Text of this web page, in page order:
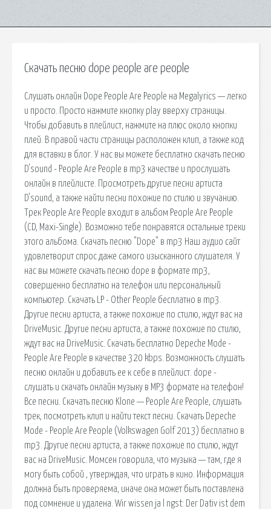
Скачать песню dope people are people
Слушать онлайн Dope People Are People на Megalyrics — легко
и просто. Просто нажмите кнопку play вверху страницы.
Чтобы добавить в плейлист, нажмите на плюс около кнопки
плей. В правой части страницы расположен клип, а также код
для вставки в блог. У нас вы можете бесплатно скачать песню
D'sound - People Are People в mp3 качестве и прослушать
онлайн в плейлисте. Просмотреть другие песни артиста
D'sound, а также найти песни похожие по стилю и звучанию.
Трек People Are People входит в альбом People Are People
(CD, Maxi-Single). Возможно тебе понравятся остальные треки
этого альбома. Скачать песню "Dope" в mp3 Наш аудио сайт
удовлетворит спрос даже самого изысканного слушателя. У
нас вы можете скачать песню dope в формате mp3,
совершенно бесплатно на телефон или персональный
компьютер. Скачать LP - Other People бесплатно в mp3.
Другие песни артиста, а также похожие по стилю, ждут вас на
DriveMusic. Другие песни артиста, а также похожие по стилю,
ждут вас на DriveMusic. Скачать бесплатно Depeche Mode -
People Are People в качестве 320 kbps. Возможность слушать
песню онлайн и добавить ее к себе в плейлист. dope -
слушать и скачать онлайн музыку в MP3 формате на телефон!
Все песни. Скачать песню Klone — People Are People, слушать
трек, посмотреть клип и найти текст песни. Скачать Depeche
Mode - People Are People (Volkswagen Golf 2013) бесплатно в
mp3. Другие песни артиста, а также похожие по стилю, ждут
вас на DriveMusic. Момсен говорила, что музыка — там, где я
могу быть собой , утверждая, что играть в кино. Информация
должна быть проверяема, иначе она может быть поставлена
под сомнение и удалена. Wir wissen ja l ngst: Der Dativ ist dem